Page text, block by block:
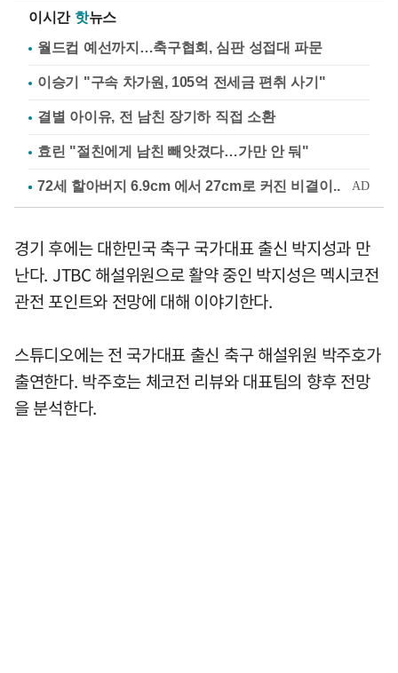
이시간 핫뉴스
월드컵 예선까지…축구협회, 심판 성접대 파문
이승기 "구속 차가원, 105억 전세금 편취 사기"
결별 아이유, 전 남친 장기하 직접 소환
효린 "절친에게 남친 빼앗겼다…가만 안 둬"
경기 후에는 대한민국 축구 국가대표 출신 박지성과 만
난다. JTBC 해설위원으로 활약 중인 박지성은 멕시코전
관전 포인트와 전망에 대해 이야기한다.
스튜디오에는 전 국가대표 출신 축구 해설위원 박주호가
출연한다. 박주호는 체코전 리뷰와 대표팀의 향후 전망
을 분석한다.